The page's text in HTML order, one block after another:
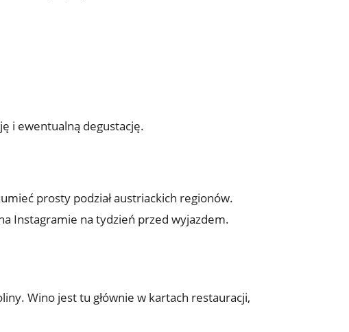
i ewentualną degustację.
prosty podział austriackich regionów.
Instagramie na tydzień przed wyjazdem.
Wino jest tu głównie w kartach restauracji,